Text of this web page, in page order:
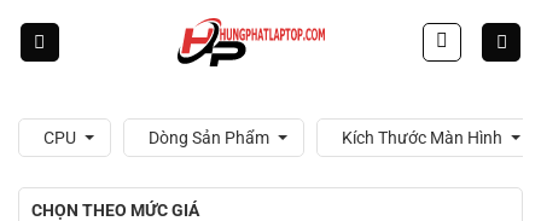
CPU Dòng Sản Phẩm Kích Thước Màn Hình
CHỌN THEO MỨC GIÁ